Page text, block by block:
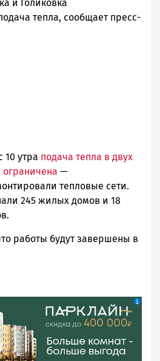
и Голиковка
тепла, сообщает пресс-
10 утра подача тепла в двух
—
тепловые сети.
245 жилых домов и 18
работы будут завершены в